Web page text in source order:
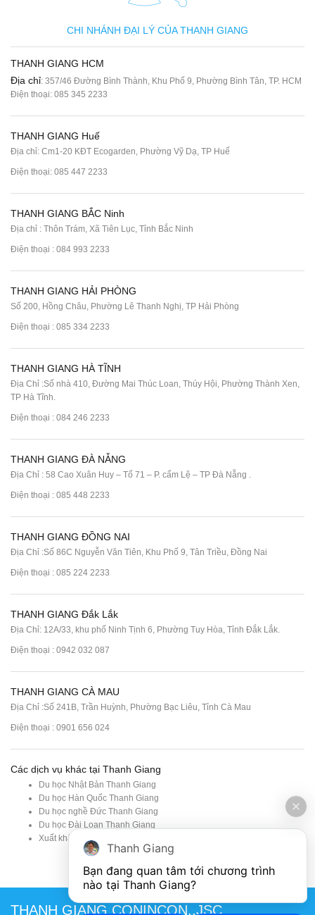
CHI NHÁNH ĐẠI LÝ CỦA THANH GIANG
THANH GIANG HCM
Địa chỉ: 357/46 Đường Bình Thành, Khu Phố 9, Phường Bình Tân, TP. HCM
Điện thoại: 085 345 2233
THANH GIANG Huế
Địa chỉ: Cm1-20 KĐT Ecogarden, Phường Vỹ Dạ, TP Huế
Điện thoại: 085 447 2233
THANH GIANG BẮC Ninh
Địa chỉ : Thôn Trám, Xã Tiên Lục, Tỉnh Bắc Ninh
Điện thoại : 084 993 2233
THANH GIANG HẢI PHÒNG
Số 200, Hồng Châu, Phường Lê Thanh Nghị, TP Hải Phòng
Điện thoại : 085 334 2233
THANH GIANG HÀ TĨNH
Địa Chỉ :Số nhà 410, Đường Mai Thúc Loan, Thúy Hội, Phường Thành Xen,
TP Hà Tĩnh.
Điện thoại : 084 246 2233
THANH GIANG ĐÀ NẴNG
Địa Chỉ : 58 Cao Xuân Huy – Tổ 71 – P. cẩm Lệ – TP Đà Nẵng .
Điện thoại : 085 448 2233
THANH GIANG ĐỒNG NAI
Địa Chỉ :Số 86C Nguyễn Văn Tiên, Khu Phố 9, Tân Triều, Đồng Nai
Điện thoại : 085 224 2233
THANH GIANG Đắk Lắk
Địa Chỉ: 12A/33, khu phố Ninh Tịnh 6, Phường Tuy Hòa, Tỉnh Đắk Lắk.
Điện thoại : 0942 032 087
THANH GIANG CÀ MAU
Địa Chỉ :Số 241B, Trần Huỳnh, Phường Bạc Liêu, Tỉnh Cà Mau
Điện thoại : 0901 656 024
Các dịch vụ khác tại Thanh Giang
Du học Nhật Bản Thanh Giang
Du học Hàn Quốc Thanh Giang
Du học nghề Đức Thanh Giang
Du học Đài Loan Thanh Giang
Xuất khẩu lao động Nhật Bản
THANH GIANG CONINCON.,JSC
Thanh Giang
Bạn đang quan tâm tới chương trình
nào tại Thanh Giang?